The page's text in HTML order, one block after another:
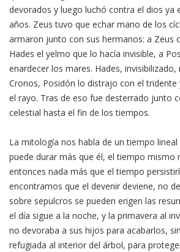
devorados y luego luchó contra el dios ya
años. Zeus tuvo que echar mano de los
armaron junto con sus hermanos: a Zeus
Hades el yelmo que lo hacía invisible, a
enardecer los mares. Hades,
Cronos, Posidón lo distrajo con el tridente
el rayo. Tras de eso fue desterrado junto
celestial hasta el fin de los tiempos.
La mitología nos habla de un tiempo lineal
puede durar más que él, el tiempo mismo
entonces nada más que el tiempo
encontramos que el devenir deviene, no
sobre sepulcros se pueden erigen las
el día sigue a la noche, y la primavera al
no devoraba a sus hijos para acabarlos,
refugiada al interior del árbol, para